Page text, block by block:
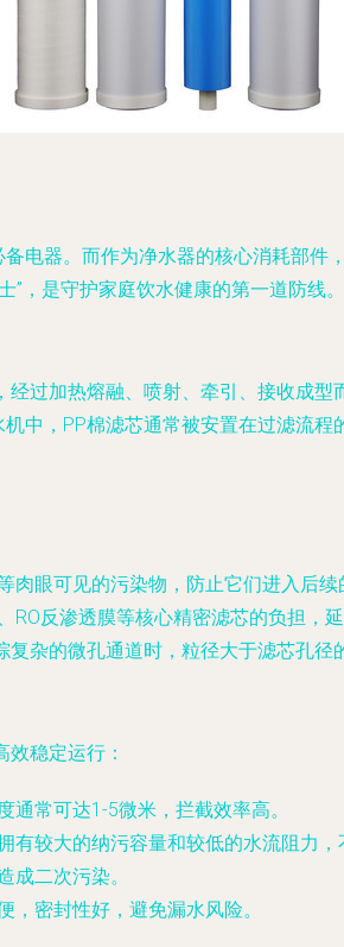
电器。而作为净水器的核心消耗部
，是守护家庭饮水健康的第一道防线。
过加热熔融、喷射、牵引、接收成
中，PP棉滤芯通常被安置在过滤流程
肉眼可见的污染物，防止它们进入后续
RO反渗透膜等核心精密滤芯的负担，
杂的微孔通道时，粒径大于滤芯孔径
稳定运行：
通常可达1-5微米，拦截效率高。
有较大的纳污容量和较低的水流阻力，
成二次污染。
，密封性好，避免漏水风险。